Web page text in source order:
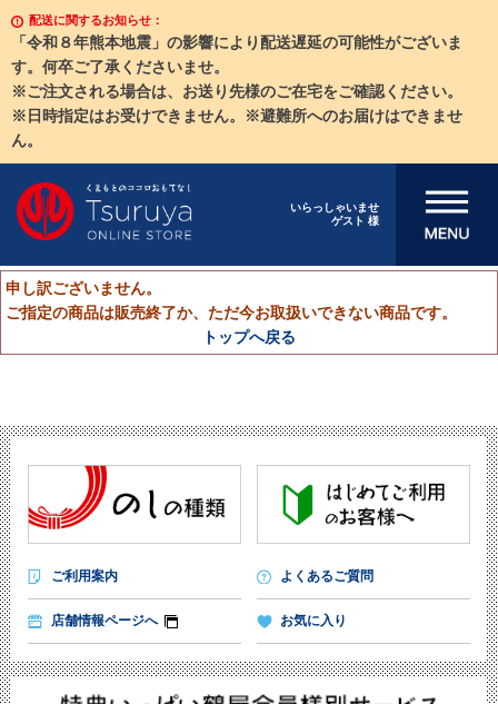
配送に関するお知らせ：
「令和８年熊本地震」の影響により配送遅延の可能性がございま
す。何卒ご了承くださいませ。
※ご注文される場合は、お送り先様のご在宅をご確認ください。
※日時指定はお受けできません。※避難所へのお届けはできませ
ん。
いらっしゃいませ
ゲスト 様
メニューを開
申し訳ございません。
ご指定の商品は販売終了か、ただ今お取扱いできない商品です。
トップへ戻る
ご利用案内 よくあるご質問
店舗情報ページへ お気に入り